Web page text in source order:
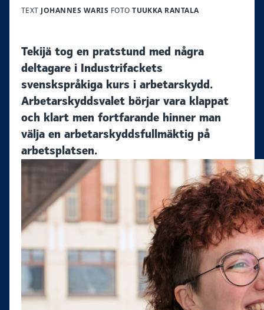
TEXT JOHANNES WARIS FOTOTUUKKA RANTALA
Tekijä tog en pratstund med några
deltagare i Industrifackets
svenskspråkiga kurs i arbetarskydd.
Arbetarskyddsvalet börjar vara klappat
och klart men fortfarande hinner man
välja en arbetarskyddsfullmäktig på
arbetsplatsen.